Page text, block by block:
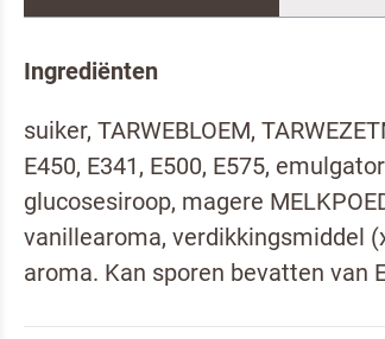
Ingrediënten
suiker, TARWEBLOEM,
E450, E341, E500, E575,
glucosesiroop, magere
vanillearoma, verdikkingsmiddel
aroma. Kan sporen bevatten van